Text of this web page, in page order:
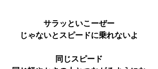
サラッといこーぜー
じゃないとスピードに乗れないよ
同じスピード